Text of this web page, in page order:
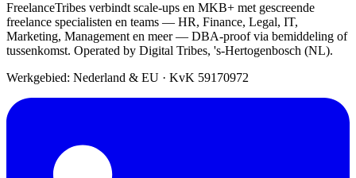
FreelanceTribes verbindt scale-ups en MKB+ met gescreende
freelance specialisten en teams — HR, Finance, Legal, IT,
Marketing, Management en meer — DBA-proof via bemiddeling of
tussenkomst. Operated by Digital Tribes, 's-Hertogenbosch (NL).
Werkgebied: Nederland & EU · KvK 59170972